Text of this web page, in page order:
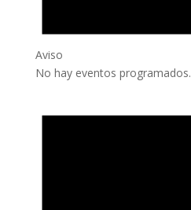
Aviso
No hay eventos programados.